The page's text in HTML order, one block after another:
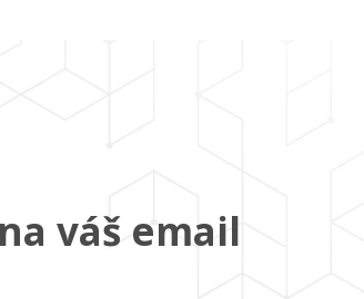
váš email